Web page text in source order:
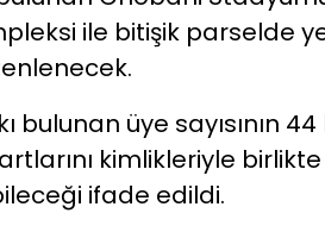
ile bitişik parselde
bulunan üye sayısının
kimlikleriyle
ifade edildi.